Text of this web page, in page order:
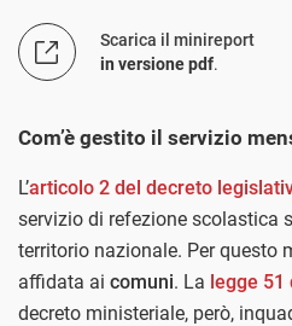
Scarica il minireport
in versione pdf.
Com’è gestito il servizio
L’articolo 2 del decreto
servizio di refezione scolastica
territorio nazionale. Per questo
affidata ai comuni. La legge 51
decreto ministeriale, però,